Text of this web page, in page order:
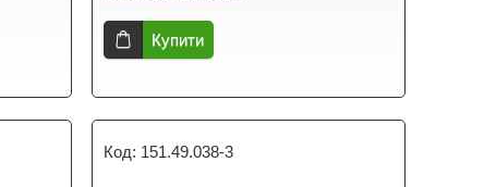
Купити
151.49.038-3